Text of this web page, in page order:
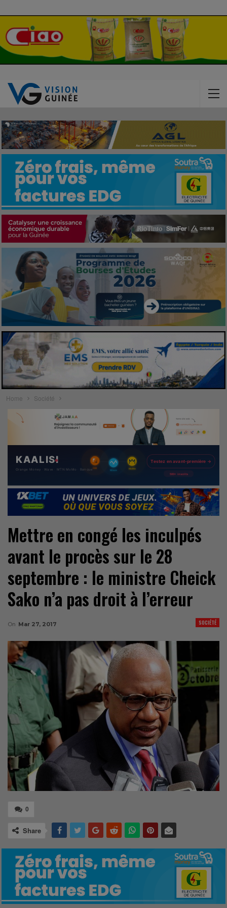
Home Société
Mettre en congé les inculpés
avant le procès sur le 28
septembre : le ministre Cheick
Sako n’a pas droit à l’erreur
SOCIÉTÉ
On Mar 27, 2017
0
Share